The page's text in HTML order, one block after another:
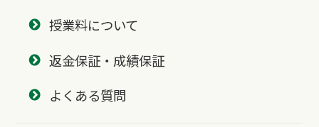
授業料について
返金保証・成績保証
よくある質問